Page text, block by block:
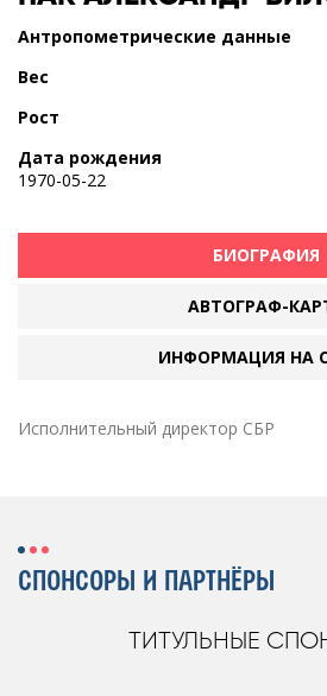
Антропометрические данные
Вес
Рост
Дата рождения
1970-05-22
БИОГРАФИЯ
АВТОГРАФ-
ИНФОРМАЦИЯ НА
Исполнительный директор СБР
СПОНСОРЫ И ПАРТНЁРЫ
ТИТУЛЬНЫЕ